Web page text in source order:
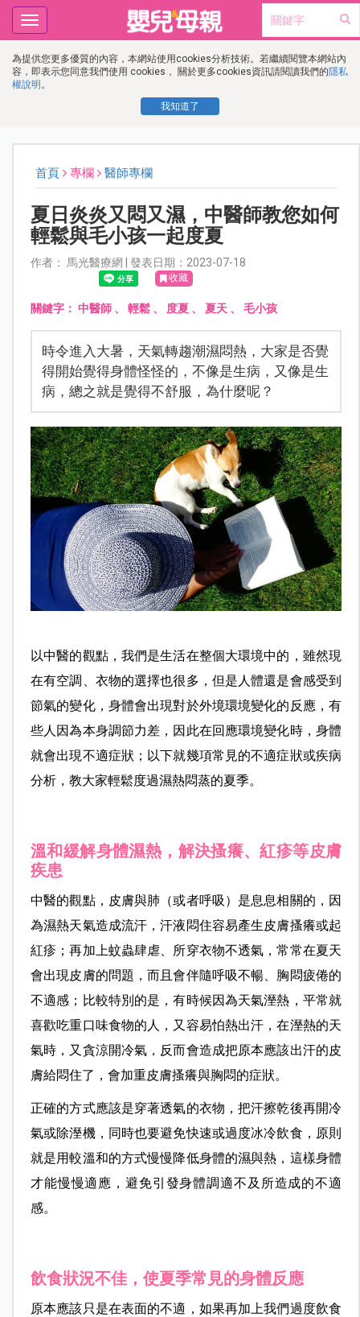
為提供您更多優質的內容，本網站使用cookies分析技術。若繼續閱覽本網站內
容，即表示您同意我們使用 cookies， 關於更多cookies資訊請閱讀我們的隱私
權說明 。
我知道了
Toggle
navigation
首頁 專欄 醫師專欄
夏日炎炎又悶又濕，中醫師教您如何
輕鬆與毛小孩一起度夏
作者： 馬光醫療網 | 發表日期：2023-07-18
收藏
關鍵字： 中醫師、 輕鬆、 度夏、 夏天、 毛小孩
時令進入大暑，天氣轉趨潮濕悶熱，大家是否覺
得開始覺得身體怪怪的，不像是生病，又像是生
病，總之就是覺得不舒服，為什麼呢？
以中醫的觀點，我們是生活在整個大環境中的，雖然現
在有空調、衣物的選擇也很多，但是人體還是會感受到
節氣的變化，身體會出現對於外境環境變化的反應，有
些人因為本身調節力差，因此在回應環境變化時，身體
就會出現不適症狀；以下就幾項常見的不適症狀或疾病
分析，教大家輕鬆度過濕熱悶蒸的夏季。
溫和緩解身體濕熱，解決搔癢、紅疹等皮膚
疾患
中醫的觀點，皮膚與肺（或者呼吸）是息息相關的，因
為濕熱天氣造成流汗，汗液悶住容易產生皮膚搔癢或起
紅疹；再加上蚊蟲肆虐、所穿衣物不透氣，常常在夏天
會出現皮膚的問題，而且會伴隨呼吸不暢、胸悶疲倦的
不適感；比較特別的是，有時候因為天氣溼熱，平常就
喜歡吃重口味食物的人，又容易怕熱出汗，在溼熱的天
氣時，又貪涼開冷氣，反而會造成把原本應該出汗的皮
膚給悶住了，會加重皮膚搔癢與胸悶的症狀。
正確的方式應該是穿著透氣的衣物，把汗擦乾後再開冷
氣或除溼機，同時也要避免快速或過度冰冷飲食，原則
就是用較溫和的方式慢慢降低身體的濕與熱，這樣身體
才能慢慢適應，避免引發身體調適不及所造成的不適
感。
飲食狀況不佳，使夏季常見的身體反應
原本應該只是在表面的不適，如果再加上我們過度飲食